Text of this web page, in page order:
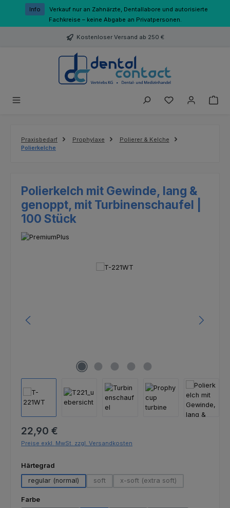
Zum Hauptinhalt springen
Info
Verkauf nur an Zahnärzte, Dentallabore und autorisierte
Fachkreise – keine Abgabe an Privatpersonen.
Kostenloser Versand ab 250 €
Du hast 0
Praxisbedarf Prophylaxe
Polierer & Kelche
Polierkelche
Polierkelch mit Gewinde, lang &
genoppt, mit Turbinenschaufel |
100 Stück
Regulärer Preis:
22,90 €
Preise exkl. MwSt. zzgl. Versandkosten
Härtegrad
regular (normal)
soft
(Diese Option ist zurzeit nicht verfügbar.)
x-soft (extra soft)
(Diese Option ist zurzeit
Farbeauswählen